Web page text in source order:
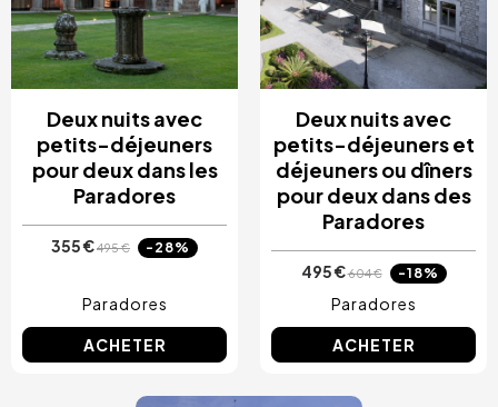
Deux nuits avec
petits-déjeuners
pour deux dans les
Paradores
355 €495 € -28%
Paradores
ACHETER
Deux nuits avec
petits-déjeuners et
déjeuners ou dîners
pour deux dans des
Paradores
495 €604 € -18%
Paradores
ACHETER